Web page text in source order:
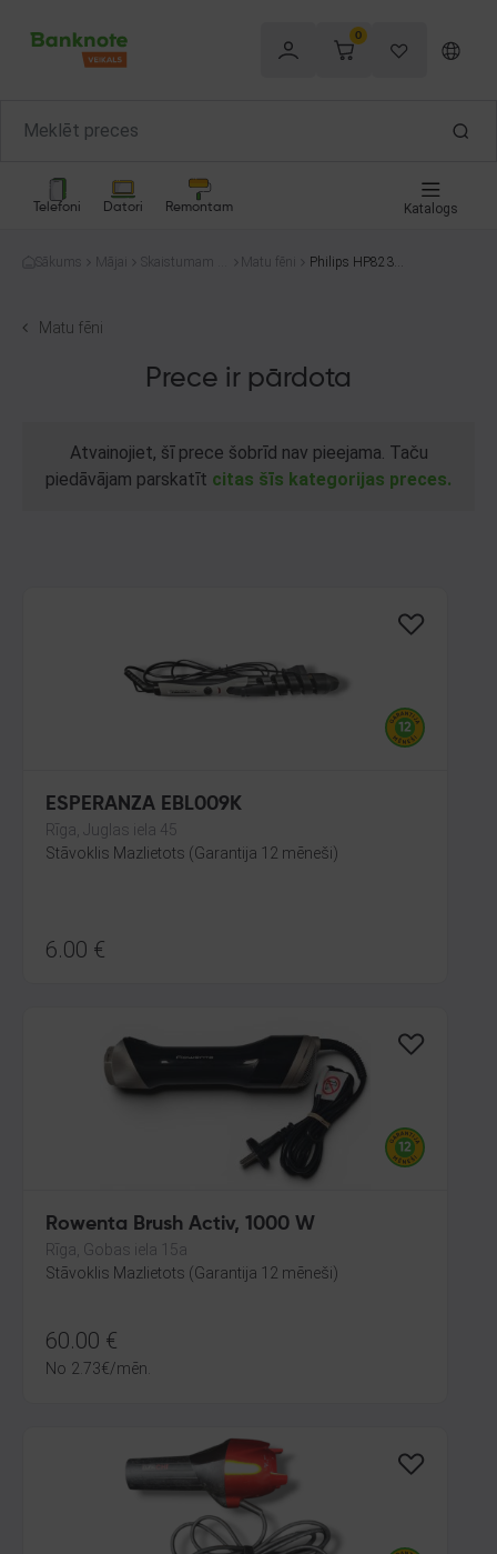
0
Telefoni Datori Remontam Katalogs
Sākums Mājai
Skaistumam u
Matu fēni
Philips HP8232
Matu fēni
Prece ir pārdota
Atvainojiet, šī prece šobrīd nav pieejama. Taču
piedāvājam parskatīt citas šīs kategorijas preces.
ESPERANZA EBL009K
Rīga, Juglas iela 45
Stāvoklis Mazlietots (Garantija 12 mēneši)
6.00 €
Rowenta Brush Activ, 1000 W
Rīga, Gobas iela 15a
Stāvoklis Mazlietots (Garantija 12 mēneši)
60.00 €
No 2.73€/mēn.